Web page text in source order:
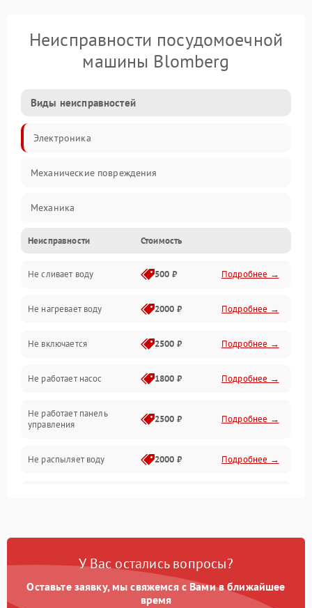
Неисправности посудомоечной
машины Blomberg
Виды неисправностей
Электроника
Механические повреждения
Механика
Управление
Электропитание
Датчики
Нагрев
Вода
Гигиена
Программное обеспечение
Неисправности Стоимость
Не сливает воду 500 ₽ Подробнее →
Не нагревает воду 2000 ₽ Подробнее →
Не включается 2500 ₽ Подробнее →
Не работает насос 1800 ₽ Подробнее →
Не работает панель
управления
2500 ₽ Подробнее →
Не распыляет воду 2000 ₽ Подробнее →
Проблемы с набором
Не работает сушилка 2100 ₽ Подробнее →
У Вас остались вопросы?
Оставьте заявку, мы свяжемся с Вами в ближайшее
время